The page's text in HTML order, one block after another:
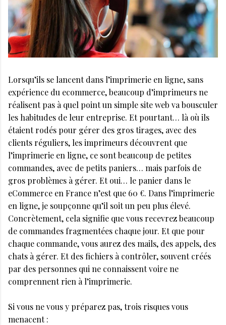
Lorsqu’ils se lancent dans l’imprimerie en ligne, sans
expérience du ecommerce, beaucoup d’imprimeurs ne
réalisent pas à quel point un simple site web va bousculer
les habitudes de leur entreprise. Et pourtant… là où ils
étaient rodés pour gérer des gros tirages, avec des
clients réguliers, les imprimeurs découvrent que
l’imprimerie en ligne, ce sont beaucoup de petites
commandes, avec de petits paniers… mais parfois de
gros problèmes à gérer. Et oui… le panier dans le
eCommerce en France n’est que 60 €. Dans l’imprimerie
en ligne, je soupçonne qu’il soit un peu plus élevé.
Concrètement, cela signifie que vous recevrez beaucoup
de commandes fragmentées chaque jour. Et que pour
chaque commande, vous aurez des mails, des appels, des
chats à gérer. Et des fichiers à contrôler, souvent créés
par des personnes qui ne connaissent voire ne
comprennent rien à l’imprimerie.
Si vous ne vous y préparez pas, trois risques vous
menacent :